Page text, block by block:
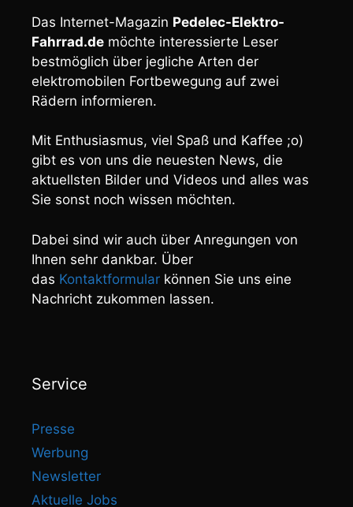
Das Internet-Magazin Pedelec-Elektro-
Fahrrad.de möchte interessierte Leser
bestmöglich über jegliche Arten der
elektromobilen Fortbewegung auf zwei
Rädern informieren.
Mit Enthusiasmus, viel Spaß und Kaffee ;o)
gibt es von uns die neuesten News, die
aktuellsten Bilder und Videos und alles was
Sie sonst noch wissen möchten.
Dabei sind wir auch über Anregungen von
Ihnen sehr dankbar. Über
das Kontaktformular können Sie uns eine
Nachricht zukommen lassen.
Service
Presse
Werbung
Newsletter
Aktuelle Jobs